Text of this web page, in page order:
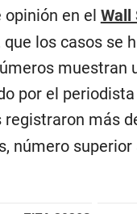
opinión en el Wall
los casos se
muestran
por el
más
número